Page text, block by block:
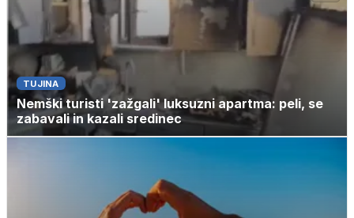
TUJINA
Nemški turisti 'zažgali' luksuzni apartma: peli, se
zabavali in kazali sredinec